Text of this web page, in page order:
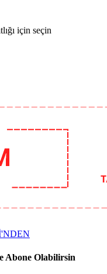
için seçin
Abone Olabilirsin